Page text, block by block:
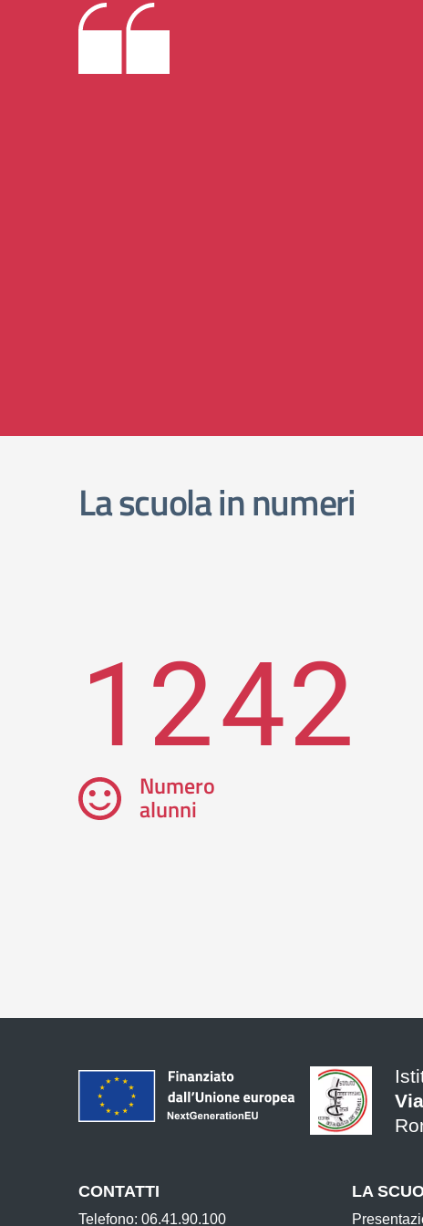
La scuola in numeri
1242
Numero
alunni
CONTATTI
Telefono: 06.41.90.100
LA